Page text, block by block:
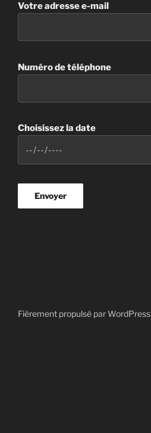
Votre adresse e-mail
Numéro de téléphone
Choisissez la date
Fièrement propulsé par WordPress